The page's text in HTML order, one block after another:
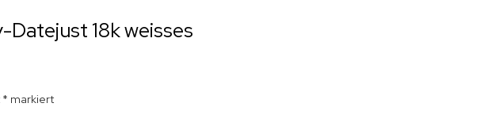
Datejust 18k weisses
* markiert